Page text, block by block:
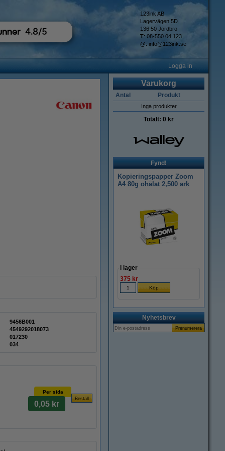
123ink AB
Lagervägen 5D
136 50 Jordbro
T: 08-550 04 123
@: info@123ink.se
Logga in
9456B001
4549292018073
017230
034
Per sida
0,05 kr
Varukorg
Antal Produkt
Inga produkter
Totalt: 0 kr
Fynd!
Kopieringspapper Zoom
A4 80g ohålat 2,500 ark
i lager
375 kr
Nyhetsbrev